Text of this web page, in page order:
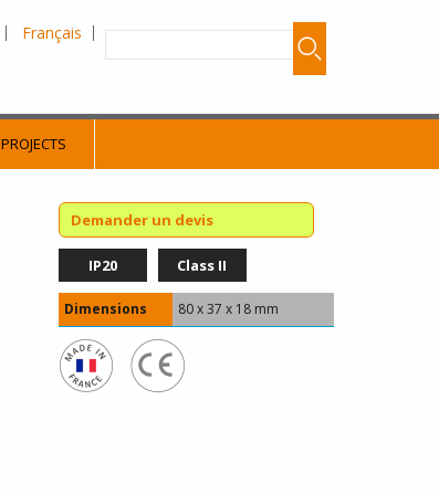
Français
PROJECTS
Demander un devis
IP20 Class II
Dimensions 80 x 37 x 18 mm